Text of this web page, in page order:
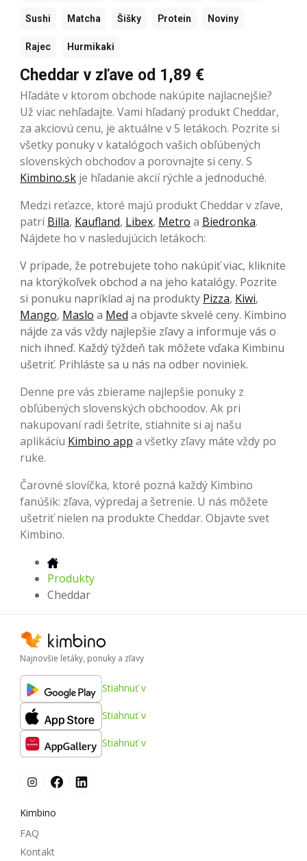
Sushi Matcha Šišky Protein Noviny
Rajec Hurmikaki
Cheddar v zľave od 1,89 €
Hľadáte v ktorom obchode nakúpite najlacnejšie?
Už viac nehľadajte. Vami hľadaný produkt Cheddar,
za akciovú cenu, je aktuálne v 5 letákoch. Pozrite si
všetky ponuky v katalógoch vašich obľúbených
slovenských obchodov a porovnajte si ceny. S
Kimbino.sk je hľadanie akcií rýchle a jednoduché.
Medzi reťazce, ktoré majú produkt Cheddar v zľave,
patríBilla, Kaufland, Libex, Metro a Biedronka.
Nájdete ho v nasledujúcich letákoch:
V prípade, že potrebujete toho nakúpiť viac, kliknite
na ktorýkoľvek obchod a na jeho katalógy. Pozrite
si ponuku napríklad aj na produkty Pizza, Kiwi,
Mango, Maslo a Med a objavte skvelé ceny. Kimbino
nájde za vás vždy najlepšie zľavy a informuje vás o
nich ihneď. Každý týždeň tak môžete vďaka Kimbinu
ušetriť. Prihláste sa u nás na odber noviniek.
Denne pre vás zbierame najlepšie ponuky z
obľúbených slovenských obchoodov. Ak pri
nakupovaní radi šetríte, stiahnite si aj našu
aplikáciu Kimbino app a všetky zľavy máte vždy po
ruke.
Čarovné slovíčka, ktoré pozná každý Kimbino
fanúšik: zľava, výpredaj a šetrenie. U nás môžete
ušetriť nielen na produkte Cheddar. Objavte svet
Kimbino.
Produkty
Cheddar
Najnovšie letáky, ponuky a zľavy
Stiahnuť v
Stiahnuť v
Stiahnuť v
Kimbino
FAQ
Kontakt